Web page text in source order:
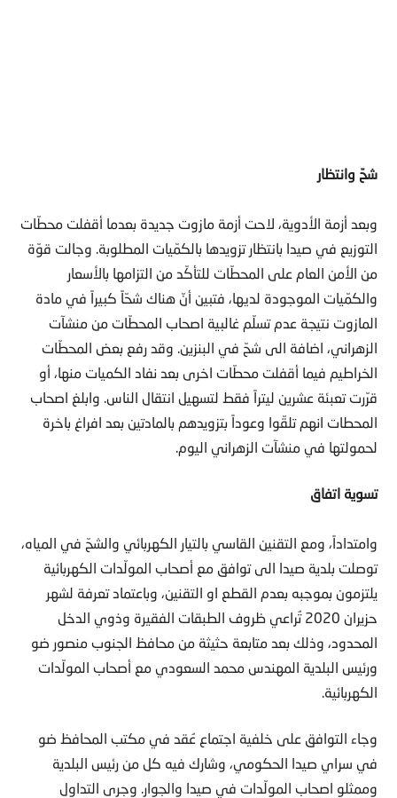
شحّ وانتظار
وبعد أزمة الأدوية، لاحت أزمة مازوت جديدة بعدما أقفلت محطّات
التوزيع في صيدا بانتظار تزويدها بالكمّيات المطلوبة. وجالت قوّة
من الأمن العام على المحطّات للتأكّد من التزامها بالأسعار
والكمّيات الموجودة لديها، فتبين أنّ هناك شحّاً كبيراً في مادة
المازوت نتيجة عدم تسلّم غالبية اصحاب المحطّات من منشآت
الزهراني، اضافة الى شحّ في البنزين. وقد رفع بعض المحطّات
الخراطيم فيما أقفلت محطّات اخرى بعد نفاد الكميات منها، أو
قرّرت تعبئة عشرين ليتراً فقط لتسهيل انتقال الناس. وابلغ اصحاب
المحطات انهم تلقّوا وعوداً بتزويدهم بالمادتين بعد افراغ باخرة
لحمولتها في منشآت الزهراني اليوم.
تسوية اتفاق
وامتداداً، ومع التقنين القاسي بالتيار الكهربائي والشحّ في المياه،
توصلت بلدية صيدا الى توافق مع أصحاب المولّدات الكهربائية
يلتزمون بموجبه بعدم القطع او التقنين، وباعتماد تعرفة لشهر
حزيران 2020 تُراعي ظروف الطبقات الفقيرة وذوي الدخل
المحدود، وذلك بعد متابعة حثيثة من محافظ الجنوب منصور ضو
ورئيس البلدية المهندس محمد السعودي مع أصحاب المولّدات
الكهربائية.
وجاء التوافق على خلفية اجتماع عُقد في مكتب المحافظ ضو
في سراي صيدا الحكومي، وشارك فيه كل من رئيس البلدية
وممثلو اصحاب المولّدات في صيدا والجوار. وجرى التداول